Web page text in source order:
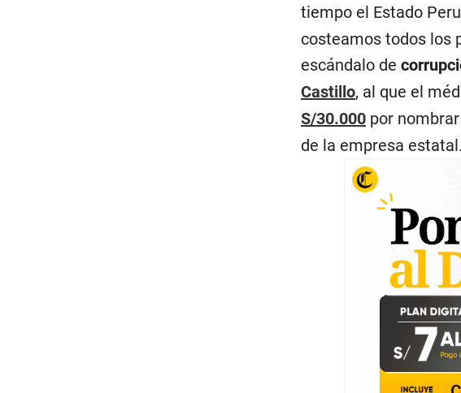
tiempo el Estado
costeamos todos los
escándalo de
Castillo, al que el
S/30.000 por
de la empresa estatal.